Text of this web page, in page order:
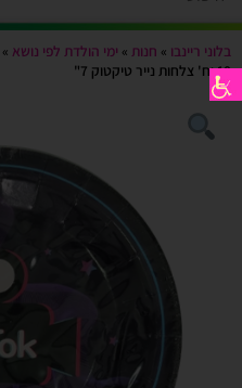
בלוני ריינבו » חנות » ימי הולדת לפי נושא »
10 יח' צלחות נייר טיקטוק 7"